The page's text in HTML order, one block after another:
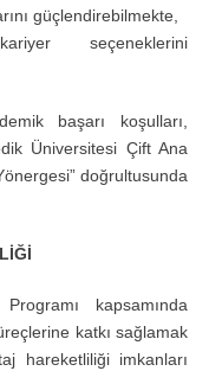
güçlendirebilmekte,
seçeneklerini
başarı koşulları,
Üniversitesi Çift Ana
doğrultusunda
kapsamında
katkı sağlamak
hareketliliği imkanları